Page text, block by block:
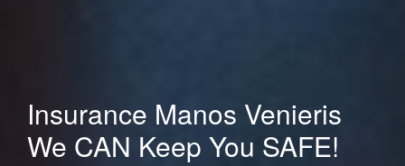
Insurance Manos Venieris
We CAN Keep You SAFE!